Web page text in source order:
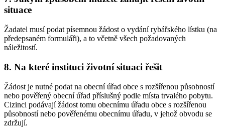
situace
Žadatel musí podat písemnou žádost o vydání rybářského lístku (na
předepsaném formuláři), a to včetně všech požadovaných
náležitostí.
8. Na které instituci životní situaci řešit
Žádost je nutné podat na obecní úřad obce s rozšířenou působností
nebo pověřený obecní úřad příslušný podle místa trvalého pobytu.
Cizinci podávají žádost tomu obecnímu úřadu obce s rozšířenou
působností nebo pověřenému obecnímu úřadu, v jehož obvodu se
zdržují.